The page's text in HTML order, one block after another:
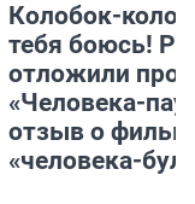
Колобок-
тебя боюсь!
отложили
«Человека-
отзыв о
«человека-